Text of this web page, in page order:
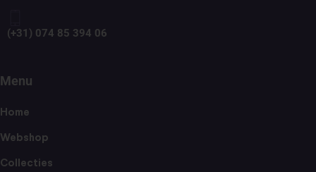
(+31) 074 85 394 06
Menu
Home
Webshop
Collecties